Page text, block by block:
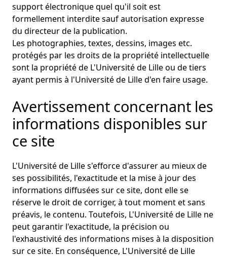
support électronique quel qu'il soit est
formellement interdite sauf autorisation expresse
du directeur de la publication.
Les photographies, textes, dessins, images etc.
protégés par les droits de la propriété intellectuelle
sont la propriété de L'Université de Lille ou de tiers
ayant permis à l'Université de Lille d'en faire usage.
Avertissement concernant les
informations disponibles sur
ce site
L'Université de Lille s'efforce d'assurer au mieux de
ses possibilités, l'exactitude et la mise à jour des
informations diffusées sur ce site, dont elle se
réserve le droit de corriger, à tout moment et sans
préavis, le contenu. Toutefois, L'Université de Lille ne
peut garantir l'exactitude, la précision ou
l'exhaustivité des informations mises à la disposition
sur ce site. En conséquence, L'Université de Lille